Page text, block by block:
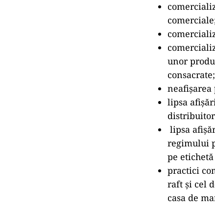
unor
consacrate;
neafişarea
lipsa
lipsa
regimului
pe
practici
raft şi cel
casa de